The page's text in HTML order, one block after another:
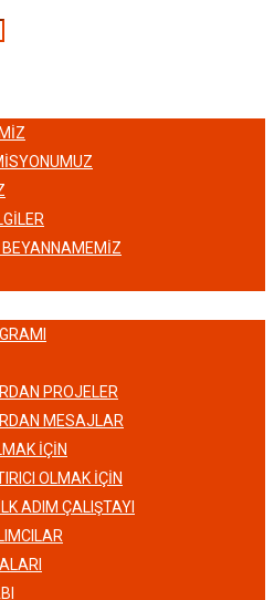
BEYANNAMEMIZ
PROJELER
MESAJLAR
İÇİN
OLMAK İÇİN
ADIM ÇALIŞTAYI